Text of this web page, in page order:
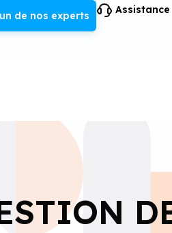
de nos experts
Assistance